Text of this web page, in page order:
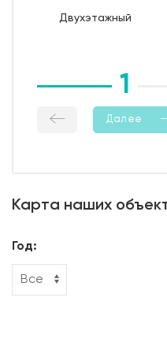
влажностный режима);
Двухэтажный
1
Далее
Карта наших
Год: